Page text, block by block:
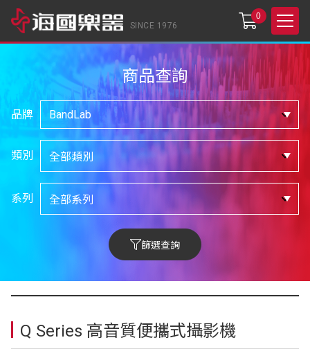
SINCE 1976
0
商品查詢
品牌
類別
系列
篩選查詢
Q Series 高音質便攜式攝影機